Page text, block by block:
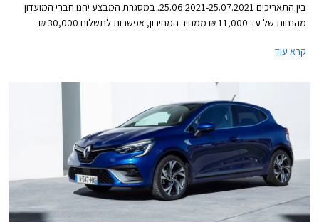
בין התאריכים 25.06.2021-25.07.2021. במסגרת המבצע יהנו חברי המועדון
מהנחות של עד 11,000 ₪ ממחיר המחירון, אפשרות לתשלום 30,000 ₪
מקומית. המבצע נערך בכל אולמות התצוגה של רנו ברחבי הארץ.
קרא עוד